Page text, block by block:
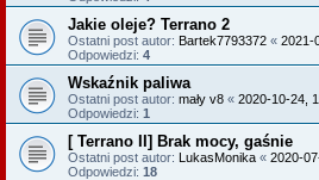
Jakie oleje? Terrano 2
Ostatni post autor: Bartek7793372 « 2021-
Odpowiedzi: 4
Wskaźnik paliwa
Ostatni post autor: mały v8 « 2020-10-24,
Odpowiedzi: 1
[ Terrano II] Brak mocy, gaśnie
Ostatni post autor: LukasMonika « 2020-
Odpowiedzi: 18